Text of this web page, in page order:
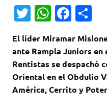
T
it
te
r
W
at
s
A
p
Fa
e
b
o
o
m
p
ar
ti
El líder Miramar
ante Rampla Juniors
Rentistas se despachó
Oriental en el Obdulio
América, Cerrito y